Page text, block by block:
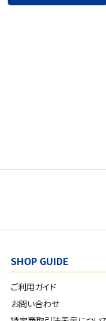
SHOP GUIDE
ご利用ガイド
お問い合わせ